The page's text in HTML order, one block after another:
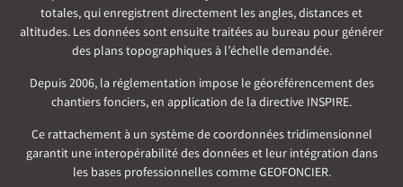
totales, qui enregistrent directement les angles, distances et
altitudes. Les données sont ensuite traitées au bureau pour générer
des plans topographiques à l’échelle demandée.
Depuis 2006, la réglementation impose le géoréférencement des
chantiers fonciers, en application de la directive INSPIRE.
Ce rattachement à un système de coordonnées tridimensionnel
garantit une interopérabilité des données et leur intégration dans
les bases professionnelles comme GEOFONCIER.